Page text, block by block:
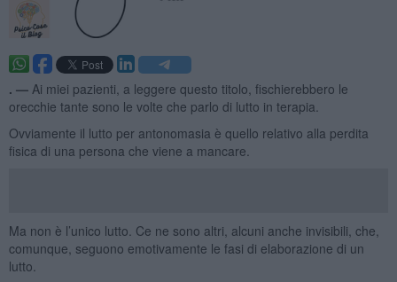
. — Ai miei pazienti, a leggere questo titolo, fischierebbero le
orecchie tante sono le volte che parlo di lutto in terapia.
Ovviamente il lutto per antonomasia è quello relativo alla perdita
fisica di una persona che viene a mancare.
Ma non è l’unico lutto. Ce ne sono altri, alcuni anche invisibili, che,
comunque, seguono emotivamente le fasi di elaborazione di un
lutto.